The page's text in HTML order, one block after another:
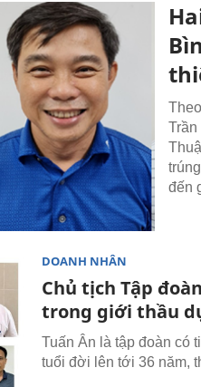
đến
DOANH NHÂN
Chủ tịch Tập
trong giới thầu
Tuấn Ân là tập đoàn có
tuổi đời lên tới 36 năm,